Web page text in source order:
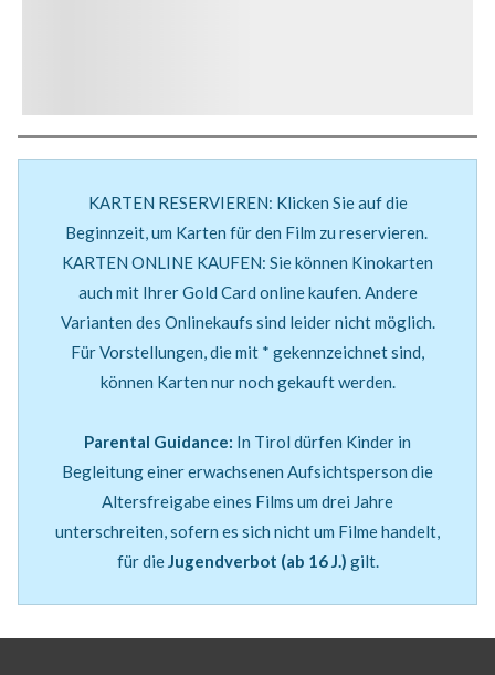
KARTEN RESERVIEREN: Klicken Sie auf die
Beginnzeit, um Karten für den Film zu reservieren.
KARTEN ONLINE KAUFEN: Sie können Kinokarten
auch mit Ihrer Gold Card online kaufen. Andere
Varianten des Onlinekaufs sind leider nicht möglich.
Für Vorstellungen, die mit * gekennzeichnet sind,
können Karten nur noch gekauft werden.
Parental Guidance: In Tirol dürfen Kinder in
Begleitung einer erwachsenen Aufsichtsperson die
Altersfreigabe eines Films um drei Jahre
unterschreiten, sofern es sich nicht um Filme handelt,
für die Jugendverbot (ab 16 J.) gilt.